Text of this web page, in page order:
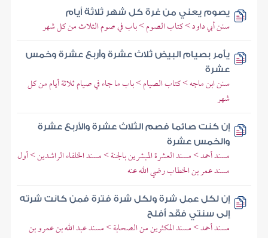
يصوم يعني من غرة كل شهر ثلاثة أيام
سنن أبي داود > كتاب الصوم > باب في صوم الثلاث من كل شهر
يأمر بصيام البيض ثلاث عشرة وأربع عشرة وخمس
عشرة
سنن ابن ماجه > كتاب الصيام > باب ما جاء في صيام ثلاثة أيام من كل
شهر
إن كنت صائما فصم الثلاث عشرة والأربع عشرة
والخمس عشرة
مسند أحمد > مسند العشرة المبشرين بالجنة > مسند الخلفاء الراشدين > أول
مسند عمر بن الخطاب رضي الله عنه
إن لكل عمل شرة ولكل شرة فترة فمن كانت شرته
إلى سنتي فقد أفلح
مسند أحمد > مسند المكثرين من الصحابة > مسند عبد الله بن عمرو بن